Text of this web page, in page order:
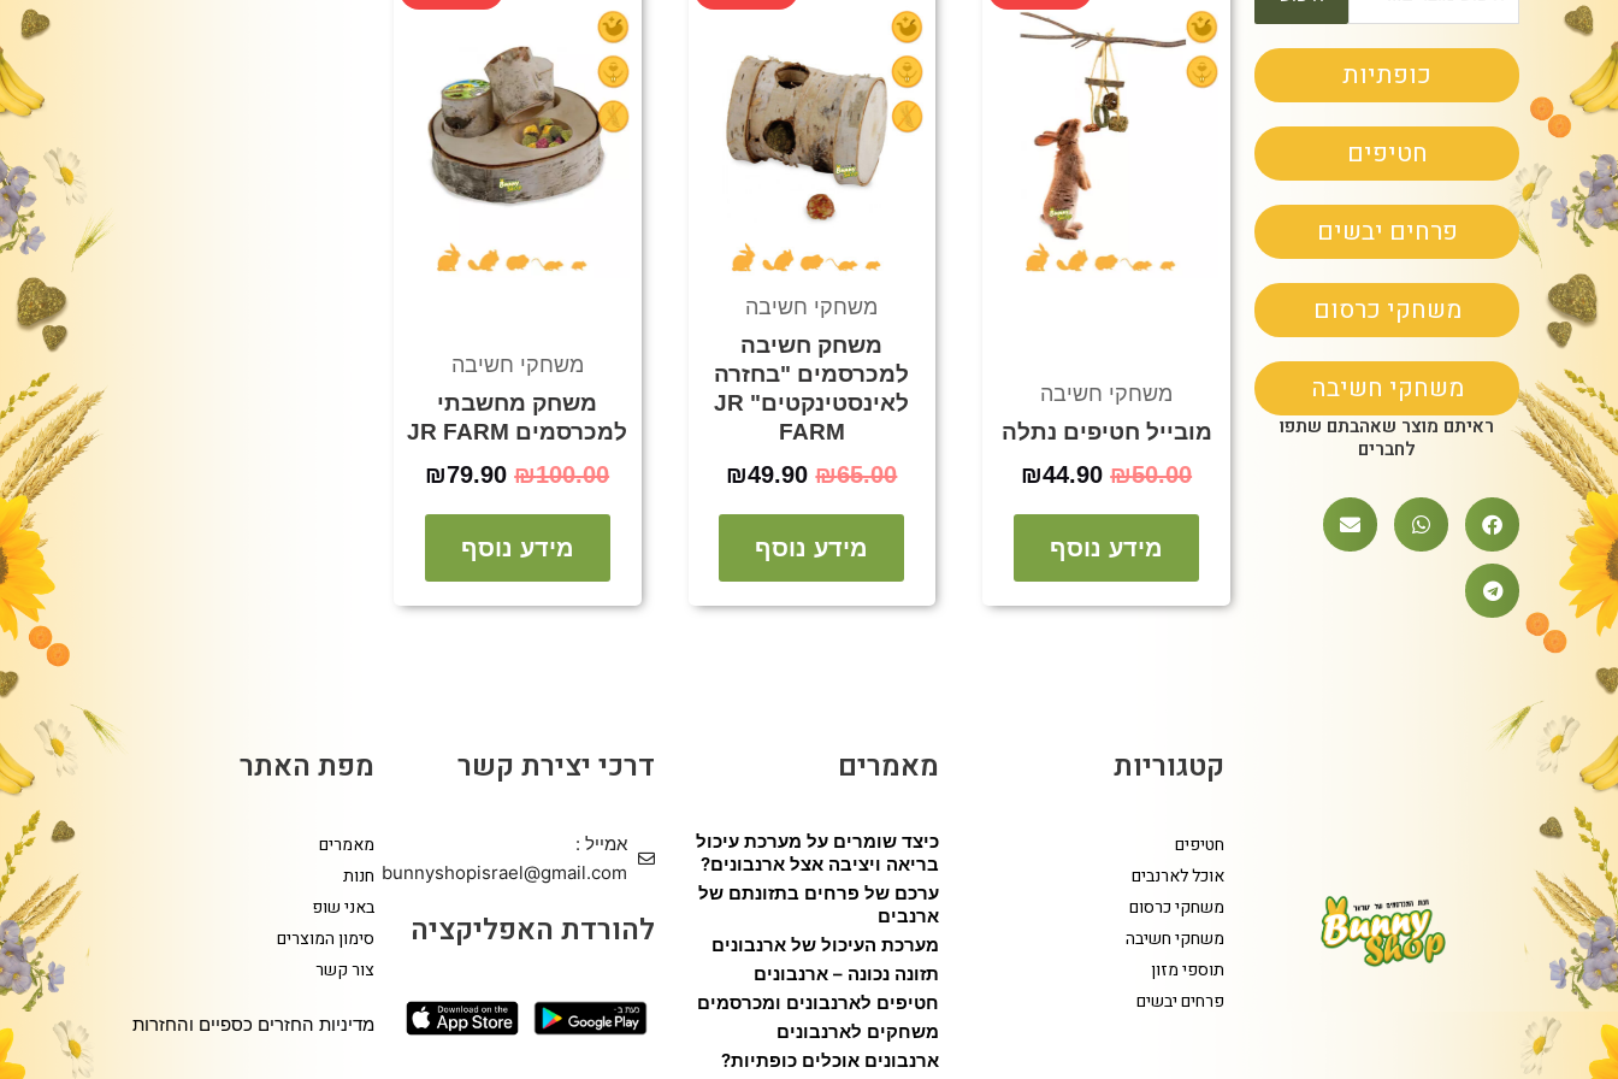
עבור:
כופתיות
חטיפים
פרחים יבשים
משחקי כרסום
משחקי חשיבה
ראיתם מוצר שאהבתם שתפו
לחברים
משחקי חשיבה
מובייל חטיפים נתלה
₪50.00
המקורי
היה:
₪50.00.
₪44.90
הנוכחי
הוא:
מידע נוסף
משחקי חשיבה
משחק חשיבה
למכרסמים "בחזרה
לאינסטינקטים" JR
FARM
₪65.00
המקורי
₪65.00.
₪49.90
הנוכחי
מידע נוסף
משחקי חשיבה
משחק מחשבתי
למכרסמים JR FARM
₪100.00
המקורי
₪100.00.
₪79.90
הנוכחי
מידע נוסף
קטגוריות
חטיפים
אוכל לארנבים
משחקי כרסום
משחקי חשיבה
תוספי מזון
פרחים יבשים
מאמרים
כיצד שומרים על מערכת עיכול
בריאה ויציבה אצל ארנבונים?
ערכם של פרחים בתזונתם של
ארנבים
מערכת העיכול של ארנבונים
תזונה נכונה – ארנבונים
חטיפים לארנבונים ומכרסמים
משחקים לארנבונים
ארנבונים אוכלים כופתיות?
דרכי יצירת קשר
אמייל :
bunnyshopisrael@gmail.com
להורדת האפליקציה
מפת האתר
מאמרים
חנות
באני שופ
סימון המוצרים
צור קשר
מדיניות החזרים כספיים והחזרות